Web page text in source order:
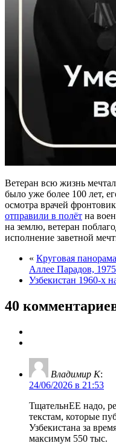
Ветеран всю жизнь
было уже более 100 лет,
осмотра врачей
отправили в полёт на
на землю, ветеран
исполнение заветной
« Круговая
Аллее Парадов,
Узбекистан 1960-х
40
Владимир К:
24/06/2026 в 21:53
ТщательнЕЕ надо,
текстам, которые
Узбекистана за
максимум 550 тыс.